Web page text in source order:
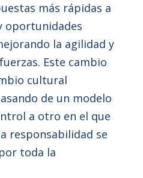
más rápidas a
oportunidades
la agilidad y
Este cambio
cultural
de un modelo
a otro en el que
responsabilidad se
toda la